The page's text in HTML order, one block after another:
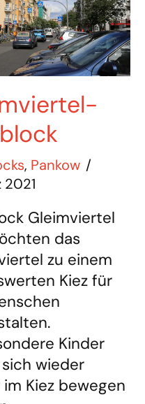
, Pankow
2021
Gleimviertel
das
zu einem
Kiez für
Kinder
wieder
Kiez bewegen